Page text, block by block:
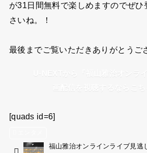
が31日間無料で楽しめますのでぜひ
さいね。！
最後までご覧いただきありがとうご
U-NEXTから『福山雅治オンラ
画配信を視聴するならこち
[quads id=6]
福山雅治オンラインライブ見逃